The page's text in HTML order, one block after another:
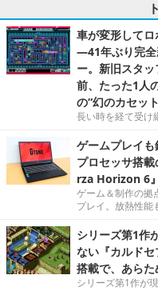
車が変形して
―41年ぶり完全
ー。新旧スタ
前、たった1人
の“幻のカセッ
長い時を経て受け
ゲームプレイ
プロセッサ搭
rza Horizon 6
ゲーム＆制作の拠
プレイ。放熱性能
シリーズ第1作
ない『カルド
搭載で、あらた
シリーズ第1作が